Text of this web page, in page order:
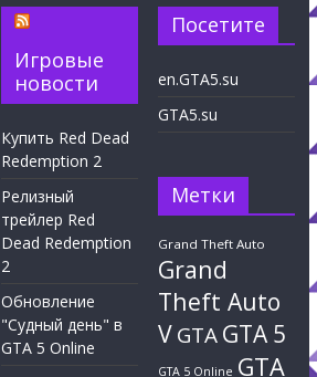
Игровые
новости
Купить Red Dead
Redemption 2
Релизный
трейлер Red
Dead Redemption
2
Обновление
"Судный день" в
GTA 5 Online
Посетите
en.GTA5.su
GTA5.su
Метки
Grand Theft Auto
Grand
Theft Auto
VGTAGTA 5
GTA 5 Online GTA